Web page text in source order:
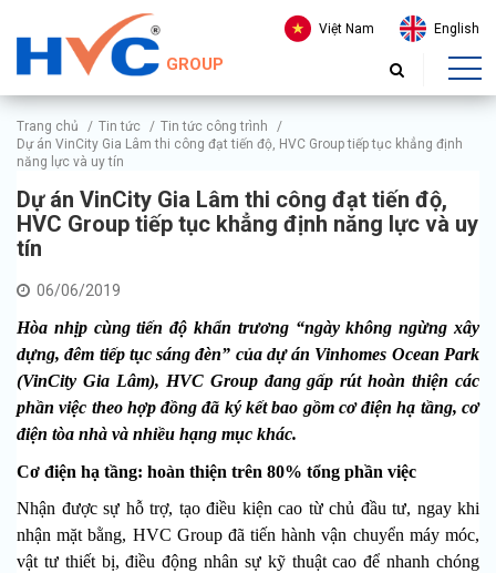
GROUP
Việt Nam English
Trang chủ / Tin tức / Tin tức công trình
/
Dự án VinCity Gia Lâm thi công đạt tiến độ, HVC Group tiếp tục khẳng định
năng lực và uy tín
Dự án VinCity Gia Lâm thi công đạt tiến độ,
HVC Group tiếp tục khẳng định năng lực và uy
tín
06/06/2019
Hòa nhịp cùng tiến độ khẩn trương “ngày không ngừng xây
dựng, đêm tiếp tục sáng đèn” của dự án Vinhomes Ocean Park
(VinCity Gia Lâm), HVC Group đang gấp rút hoàn thiện các
phần việc theo hợp đồng đã ký kết bao gồm cơ điện hạ tầng, cơ
điện tòa nhà và nhiều hạng mục khác.
Cơ điện hạ tầng: hoàn thiện trên 80% tổng phần việc
Nhận được sự hỗ trợ, tạo điều kiện cao từ chủ đầu tư, ngay khi
nhận mặt bằng, HVC Group đã tiến hành vận chuyển máy móc,
vật tư thiết bị, điều động nhân sự kỹ thuật cao để nhanh chóng